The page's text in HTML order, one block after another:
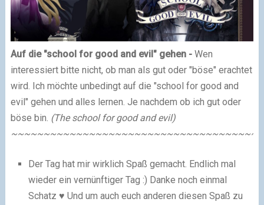
Auf die "school for good and evil" gehen - Wen
interessiert bitte nicht, ob man als gut oder "böse" erachtet
wird. Ich möchte unbedingt auf die "school for good and
evil" gehen und alles lernen. Je nachdem ob ich gut oder
böse bin. (The school for good and evil)
~~~~~~~~~~~~~~~~~~~~~~~~~~~~~~~~~~~~~~
Der Tag hat mir wirklich Spaß gemacht. Endlich mal
wieder ein vernünftiger Tag :) Danke noch einmal
Schatz ♥ Und um auch euch anderen diesen Spaß zu